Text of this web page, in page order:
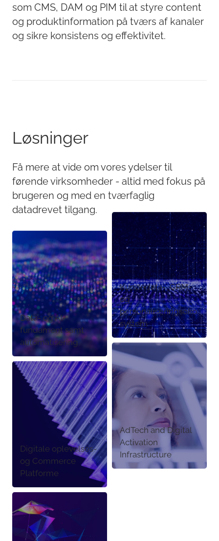
som CMS, DAM og PIM til at styre content
og produktinformation på tværs af kanaler
og sikre konsistens og effektivitet.
Løsninger
Få mere at vide om vores ydelser til
førende virksomheder - altid med fokus på
brugeren og med en tværfaglig
datadrevet tilgang.
Data- og AI-
fundament samt
automatisering
Kundedata-, CRM-
og
personaliseringsøko
system
Digitale oplevelses-
og Commerce
Platforme
AdTech and Digital
Activation
Infrastructure